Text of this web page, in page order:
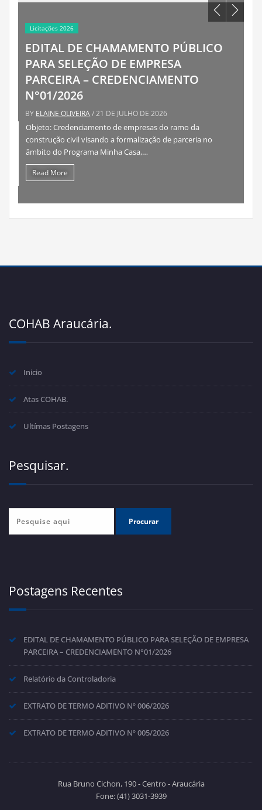
CHAMAMENTO PÚBLICO
DE EMPRESA
– CREDENCIAMENTO
/ 21 DE JULHO DE 2026
de empresas do ramo da
visando a formalização de parceria no
Minha Casa,…
BYOZAIAS GAPSKI
COHAB Araucária.
Inicio
Atas COHAB.
Ultímas Postagens
Pesquisar.
Postagens Recentes
EDITAL DE CHAMAMENTO PÚBLICO PARA SELEÇÃO DE EMPRESA
PARCEIRA – CREDENCIAMENTO N°01/2026
Relatório da Controladoria
EXTRATO DE TERMO ADITIVO Nº 006/2026
EXTRATO DE TERMO ADITIVO Nº 005/2026
Rua Bruno Cichon, 190 - Centro - Araucária
Fone: (41) 3031-3939